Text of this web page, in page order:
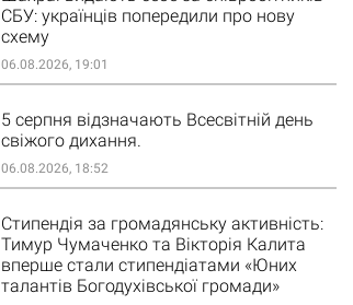
СБУ: українців попередили про нову
схему
06.08.2026, 19:01
5 серпня відзначають Всесвітній день
свіжого дихання.
06.08.2026, 18:52
Стипендія за громадянську активність:
Тимур Чумаченко та Вікторія Калита
вперше стали стипендіатами «Юних
талантів Богодухівської громади»